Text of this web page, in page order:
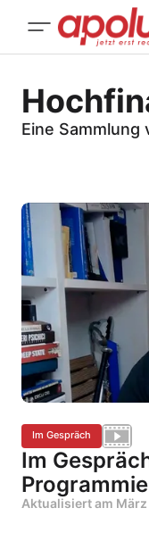
Eine Sammlung
Im Gespräch
Im
Aktualisiert am